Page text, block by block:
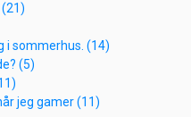
i sommerhus. (14)
(5)
jeg gamer (11)